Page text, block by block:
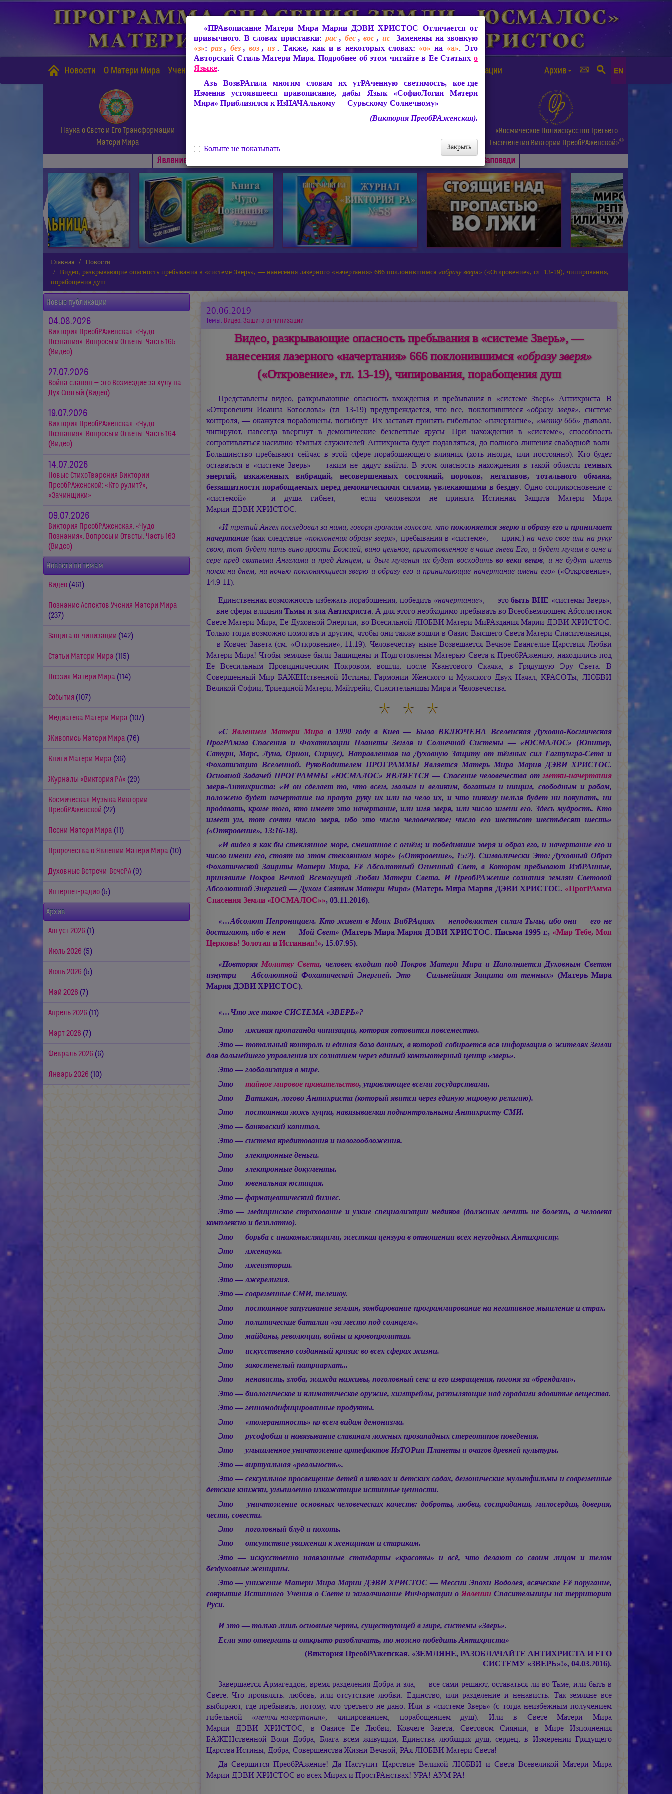
Новости О Матери Мира Учение Матери Мира Защита от чипизации Архив EN
Наука о Свете и Его Трансформации
Матери Мира
СофиоЛогия Матери Мира
Живое Слово Матери Мира.
Статьи, Книги, Видео, Аудио и др.
«Космическое Полиискусство Третьего
Тысячелетия Виктории ПреобРАженской»©
Явлениe Матери Мира Заповеди
◄ ►
Главная
Новости
Видео, разкрывающие опасность пребывания в «системе Зверь», — нанесения лазерного «начертания» 666 поклонившимся «образу зверя» («Откровение», гл. 13-19), чипирования,
порабощения душ
Новые публикации
04.08.2026
Виктория ПреобРАженская. «Чудо
Познания». Вопросы и Ответы. Часть 165
(Видео)
27.07.2026
Война славян — это Возмездие за хулу на
Дух Святый (Видео)
19.07.2026
Виктория ПреобРАженская. «Чудо
Познания». Вопросы и Ответы. Часть 164
(Видео)
14.07.2026
Новые СтихоТварения Виктории
ПреобРАженской: «Кто рулит?»,
«Зачинщики»
09.07.2026
Виктория ПреобРАженская. «Чудо
Познания». Вопросы и Ответы. Часть 163
(Видео)
Новости по темам
Видео (461)
Познание Аспектов Учения Матери Мира
(237)
Защита от чипизации (142)
Статьи Матери Мира (115)
Поэзия Матери Мира (114)
События (107)
Медиатека Матери Мира (107)
Живопись Матери Мира (76)
Книги Матери Мира (36)
Журналы «Виктория РА» (29)
Космическая Музыка Виктории
ПреобРАженской (22)
Песни Матери Мира (11)
Пророчества о Явлении Матери Мира (10)
Духовные Встречи-ВечеРА (9)
Интернет-радио (5)
Архив
Август 2026 (1)
Июль 2026 (5)
Июнь 2026 (5)
Май 2026 (7)
Апрель 2026 (11)
Март 2026 (7)
Февраль 2026 (6)
Январь 2026 (10)
20.06.2019
Темы: Видео, Защита от чипизации
Видео, разкрывающие опасность пребывания в «системе Зверь», —
нанесения лазерного «начертания» 666 поклонившимся«образу зверя»
(«Откровение», гл. 13-19), чипирования, порабощения душ
Представлены видео, разкрывающие опасность вхождения и пребывания в «системе Зверь» Антихриста. В
«Откровении Иоанна Богослова» (гл. 13-19) предупреждается, что все, поклонившиеся «образу зверя», системе
контроля, — окажутся порабощены, погибнут. Их заставят принять гибельное «начертание», «метку 666» дьявола,
чипируют, навсегда ввергнут в демонические безсветные ярусы. При нахождении в «системе», способность
сопротивляться насилию тёмных служителей Антихриста будет подавляться, до полного лишения свабодной воли.
Большинство пребывают сейчас в этой сфере порабощающего влияния (хоть иногда, или постоянно). Кто будет
оставаться в «системе Зверь» — таким не дадут выйти. В этом опасность нахождения в такой области тёмных
энергий, изкажённых вибраций, несовершенных состояний, пороков, негативов, тотального обмана,
беззащитности порабощаемых перед демоническими силами, увлекающими в бездну. Одно соприкосновение с
«системой» — и душа гибнет, — если человеком не принята Истинная Защита Матери Мира
Марии ДЭВИ ХРИСТОС.
«И третий Ангел последовал за ними, говоря громким голосом: ктопоклоняется зверю и образу егоипринимает
начертание(как следствие «поклонения образу зверя», пребывания в «системе», — прим.)на чело своё или на руку
свою, тот будет пить вино ярости Божией, вино цельное, приготовленное в чаше гнева Его, и будет мучим в огне и
сере пред святыми Ангелами и пред Агнцем; и дым мучения их будет восходитьво веки веков, и не будут иметь
покоя ни днём, ни ночью поклоняющиеся зверю и образу его и принимающие начертание имени его» («Откровение»,
14:9-11).
Единственная возможность избежать порабощения, победить «начертание», — этобыть ВНЕ «системы Зверь»,
— вне сферы влиянияТьмы и зла Антихриста. А для этого необходимо пребывать во Всеобъемлющем Абсолютном
Свете Матери Мира, Её Духовной Энергии, во Всесильной ЛЮБВИ Матери МиРАзданияМарии ДЭВИ ХРИСТОС.
Только тогда возможно помогать и другим, чтобы они также вошли в Оазис Высшего Света Матери-Спасительницы,
— в Ковчег Завета (см. «Откровение», 11:19). Человечеству ныне Возвещается Вечное Евангелие Царствия Любви
Матери Мира! Чтобы земляне были Защищены и Подготовлены Матерью Света к ПреобРАжению, находились под
Её Всесильным Провидническим Покровом, вошли, после Квантового Скачка, в Грядущую Эру Света. В
Совершенный Мир БАЖЕНственной Истины, Гармонии Женского и Мужского Двух Начал, КРАСОТы, ЛЮБВИ
Великой Софии, Триединой Матери, Майтрейи, Спасительницы Мира и Человечества.
«СЯвлением Матери Мира в 1990 году в Киев — Была ВКЛЮЧЕНА Вселенская Духовно-Космическая
ПрогРАмма Спасения и Фохатизации Планеты Земля и Солнечной Системы — «ЮСМАЛОС» (Юпитер,
Сатурн, Марс, Луна, Орион, Сириус), Направленная на Духовную Защиту от тёмных сил Гагтунгра-Сета и
Фохатизацию Вселенной. РукоВодителем ПРОГРАММЫ Является Матерь Мира Мария ДЭВИ ХРИСТОС.
Основной Задачей ПРОГРАММЫ «ЮСМАЛОС» ЯВЛЯЕТСЯ — Спасение человечества отметки-начертания
зверя-Антихриста: «И он сделает то, что всем, малым и великим, богатым и нищим, свободным и рабам,
положено будет начертание на правую руку их или на чело их, и что никому нельзя будет ни покупать, ни
продавать, кроме того, кто имеет это начертание, или имя зверя, или число имени его. Здесь мудрость. Кто
имеет ум, тот сочти число зверя, ибо это число человеческое; число его шестьсот шестьдесят шесть»
(«Откровение», 13:16-18).
«И видел я как бы стеклянное море, смешанное с огнём; и победившие зверя и образ его, и начертание его и
число имени его, стоят на этом стеклянном море» («Откровение», 15:2). Символически Это: Духовный Образ
Фохатической Защиты Матери Мира, Её Абсолютный Огненный Свет, в Котором пребывают ИзбРАнные,
принявшие Покров Вечной Всемогущей Любви Матери Света. И ПреобРАжение сознания землян Световой
Абсолютной Энергией — Духом Святым Матери Мира» (Матерь МираМария ДЭВИ ХРИСТОС. «ПрогРАмма
Спасения Земли «ЮСМАЛОС»», 03.11.2016).
«…Абсолют Непроницаем. Кто живёт в Моих ВибРАциях — неподвластен силам Тьмы, ибо они — его не
достигают, ибо в нём — Мой Свет» (Матерь МираМария ДЭВИ ХРИСТОС. Письма 1995 г., «Мир Тебе, Моя
Церковь! Золотая и Истинная!», 15.07.95).
«Повторяя Молитву Света, человек входит под Покров Матери Мира и Наполняется Духовным Светом
изнутри — Абсолютной Фохатической Энергией. Это — Сильнейшая Защита от тёмных» (Матерь Мира
Мария ДЭВИ ХРИСТОС).
«…Что же такое СИСТЕМА «ЗВЕРЬ»?
Это — лживая пропаганда чипизации, которая готовится повсеместно.
Это — тотальный контроль и единая база данных, в которой собирается вся информация о жителях Земли
для дальнейшего управления их сознанием через единый компьютерный центр «зверь».
Это — глобализация в мире.
Это —тайное мировое правительство, управляющее всеми государствами.
Это — Ватикан, логово Антихриста (который явится через единую мировую религию).
Это — постоянная ложь-хуцпа, навязываемая подконтрольными Антихристу СМИ.
Это — банковский капитал.
Это — система кредитования и налогообложения.
Это — электронные деньги.
Это — электронные документы.
Это — ювенальная юстиция.
Это — фармацевтический бизнес.
Это — медицинское страхование и узкие специализации медиков (должных лечить не болезнь, а человека
комплексно и безплатно).
Это — борьба с инакомыслящими, жёсткая цензура в отношении всех неугодных Антихристу.
Это — лженаука.
Это — лжеизтория.
Это — лжерелигия.
Это — современные СМИ, телешоу.
Это — постоянное запугивание землян, зомбирование-программирование на негативное мышление и страх.
Это — политические баталии «за место под солнцем».
Это — майданы, революции, войны и кровопролития.
Это — искусственно созданный кризис во всех сферах жизни.
Это — закостенелый патриархат...
Это — ненависть, злоба, жажда наживы, поголовный секс и его извращения, погоня за «брендами».
Это — биологическое и климатическое оружие, химтрейлы, разпыляющие над горадами ядовитые вещества.
Это — генномодифицированные продукты.
Это — «толерантность» ко всем видам демонизма.
Это — русофобия и навязывание славянам ложных прозападных стереотипов поведения.
Это — умышленное уничтожение артефактов ИзТОРии Планеты и очагов древней культуры.
Это — виртуальная «реальность».
Это — сексуальное просвещение детей в школах и детских садах, демонические мультфильмы и современные
детские книжки, умышленно изкажающие истинные ценности.
Это — уничтожение основных человеческих качеств: доброты, любви, сострадания, милосердия, доверия,
чести, совести.
Это — поголовный блуд и похоть.
Это — отсутствие уважения к женщинам и старикам.
Это — искусственно навязанные стандарты «красоты» и всё, что делают со своим лицом и телом
бездуховные женщины.
Это — унижение Матери МираМарии ДЭВИ ХРИСТОС — Мессии Эпохи Водолея, всяческое Её поругание,
сокрытие Истинного Учения о Свете и замалчивание ИнФормации оЯвленииСпасительницы на территорию
Руси.
И это — только лишь основные черты, существующей в мире, системы «Зверь».
Если это отвергать и открыто разоблачать, то можно победить Антихриста»
(Виктория ПреобРАженская. «ЗЕМЛЯНЕ, РАЗОБЛАЧАЙТЕ АНТИХРИСТА И ЕГО
СИСТЕМУ «ЗВЕРЬ»!», 04.03.2016).
Завершается Армагеддон, время разделения Добра и зла, — все сами решают, оставаться ли во Тьме, или быть в
Свете. Что проявлять: любовь, или отсутствие любви. Единство, или разделение и ненависть. Так земляне все
выбирают, где пребывать, потому, что третьего не дано. Или в «системе Зверь» (с тогда неизбежным получением
гибельной «метки-начертания», чипированием, порабощением душ). Или в Свете Матери Мира
Марии ДЭВИ ХРИСТОС, в Оазисе Её Любви, Ковчеге Завета, Световом Сиянии, в Мире Изполнения
БАЖЕНственной Воли Добра, Блага всем живущим, Единства любящих душ, сердец, в Измерении Грядущего
Царства Истины, Добра, Совершенства Жизни Вечной, РАя ЛЮБВИ Матери Света!
Да Свершится ПреобРАжение! Да Наступит Царствие Великой ЛЮБВИ и Света Всевеликой Матери Мира
Марии ДЭВИ ХРИСТОС во всех Мирах и ПростРАнствах! УРА! АУМ РА!
«ПРАвописание Матери Мира Марии ДЭВИ ХРИСТОС Отличается от
привычного. В словах приставки: рас-, бес-,вос-, ис-Заменены на звонкую
«з»:раз-, без-, воз-,из-. Также, как и в некоторых словах: «о» на «а». Это
Авторский Стиль Матери Мира. Подробнее об этом читайте в Её Статьях о
Языке.
Азъ ВозвРАтила многим словам их утРАченную светимость, кое-где
Изменив устоявшееся правописание, дабы Язык «СофиоЛогии Матери
Мира» Приблизился к ИзНАЧАльному — Сурьскому-Солнечному»
(Виктория ПреобРАженская).
Закрыть
Больше не показывать